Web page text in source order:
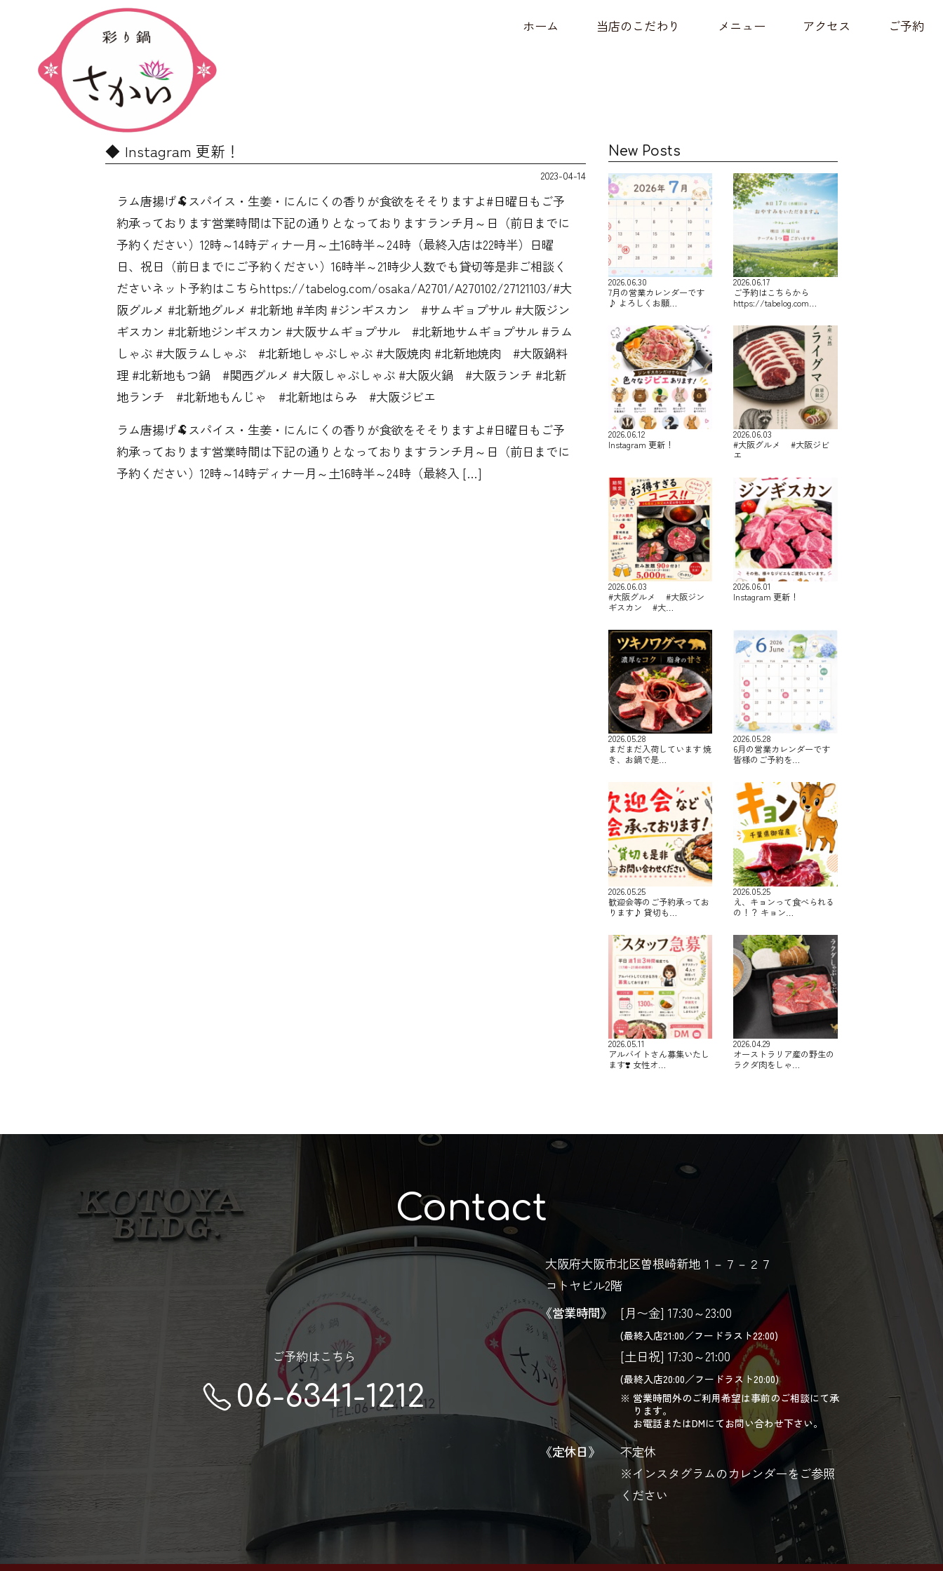
ホーム 当店のこだわり メニュー アクセス ご予約
Instagram 更新！
2023-04-14
ラム唐揚げ🐏スパイス・生姜・にんにくの香りが食欲をそそりますよ#日曜日もご予
約承っております営業時間は下記の通りとなっております️ランチ月～日（前日までに
予約ください）12時～14時ディナー月～土16時半～24時（最終入店は22時半）日曜
日、祝日（前日までにご予約ください）16時半～21時少人数でも貸切等是非ご相談く
ださいネット予約はこちらhttps://tabelog.com/osaka/A2701/A270102/27121103/#大
阪グルメ #北新地グルメ #北新地 #羊肉 #ジンギスカン #サムギョプサル #大阪ジン
ギスカン #北新地ジンギスカン #大阪サムギョプサル #北新地サムギョプサル #ラム
しゃぶ #大阪ラムしゃぶ #北新地しゃぶしゃぶ #大阪焼肉 #北新地焼肉 #大阪鍋料
理 #北新地もつ鍋 #関西グルメ #大阪しゃぶしゃぶ #大阪火鍋 #大阪ランチ #北新
地ランチ #北新地もんじゃ #北新地はらみ #大阪ジビエ
ラム唐揚げ🐏スパイス・生姜・にんにくの香りが食欲をそそりますよ#日曜日もご予
約承っております営業時間は下記の通りとなっております️ランチ月～日（前日までに
予約ください）12時～14時ディナー月～土16時半～24時（最終入 […]
New Posts
2026.06.30
7月の営業カレンダーです
♪ よろしくお願…
2026.06.17
ご予約はこちらから
https://tabelog.com…
2026.06.12
Instagram 更新！
2026.06.03
#大阪グルメ #大阪ジビ
エ
2026.06.03
#大阪グルメ #大阪ジン
ギスカン #大…
2026.06.01
Instagram 更新！
2026.05.28
まだまだ入荷しています 焼
き、お鍋で是…
2026.05.28
6月の営業カレンダーです
皆様のご予約を…
2026.05.25
歓迎会等のご予約承ってお
ります♪ 貸切も…
2026.05.25
え、キョンって食べられる
の！？ キョン…
2026.05.11
アルバイトさん募集いたし
ます❣️ 女性オ…
2026.04.29
オーストラリア産の野生の
ラクダ肉をしゃ…
Contact
ご予約はこちら
06-6341-1212
大阪府大阪市北区曽根崎新地１－７－２７
コトヤビル2階
《営業時間》
[月〜金] 17:30～23:00
(最終入店21:00／フードラスト22:00)
[土日祝] 17:30～21:00
(最終入店20:00／フードラスト20:00)
営業時間外のご利用希望は事前のご相談にて承
ります。
お電話またはDMにてお問い合わせ下さい。
《定休日》 不定休
※インスタグラムのカレンダーをご参照
ください